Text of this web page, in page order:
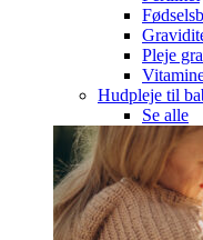
Pleje
Hudpleje til
Se alle